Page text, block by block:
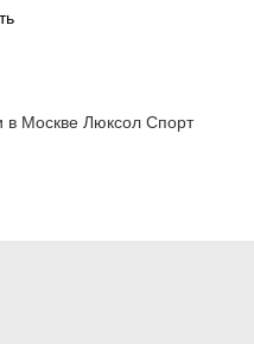
в Москве Люксол Спорт